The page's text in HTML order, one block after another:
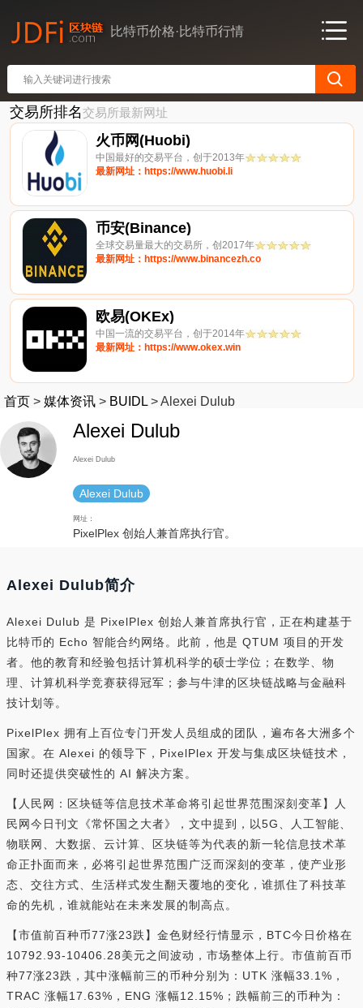
比特币价格·比特币行情
交易所排名交易所最新网址
火币网(Huobi)
中国最好的交易平台，创于2013年
最新网址：https://www.huobi.li
币安(Binance)
全球交易量最大的交易所，创2017年
最新网址：https://www.binancezh.co
欧易(OKEx)
中国一流的交易平台，创于2014年
最新网址：https://www.okex.win
首页 > 媒体资讯 > BUIDL >Alexei Dulub
Alexei Dulub
Alexei Dulub
Alexei Dulub
网址：
PixelPlex 创始人兼首席执行官。
Alexei Dulub简介
Alexei Dulub 是 PixelPlex 创始人兼首席执行官，正在构建基于
比特币的 Echo 智能合约网络。此前，他是 QTUM 项目的开发
者。他的教育和经验包括计算机科学的硕士学位；在数学、物
理、计算机科学竞赛获得冠军；参与牛津的区块链战略与金融科
技计划等。
PixelPlex 拥有上百位专门开发人员组成的团队，遍布各大洲多个
国家。在 Alexei 的领导下，PixelPlex 开发与集成区块链技术，
同时还提供突破性的 AI 解决方案。
【人民网：区块链等信息技术革命将引起世界范围深刻变革】人
民网今日刊文《常怀国之大者》，文中提到，以5G、人工智能、
物联网、大数据、云计算、区块链等为代表的新一轮信息技术革
命正扑面而来，必将引起世界范围广泛而深刻的变革，使产业形
态、交往方式、生活样式发生翻天覆地的变化，谁抓住了科技革
命的先机，谁就能站在未来发展的制高点。
【市值前百种币77涨23跌】金色财经行情显示，BTC今日价格在
10792.93-10406.28美元之间波动，市场整体上行。市值前百币
种77涨23跌，其中涨幅前三的币种分别为：UTK 涨幅33.1%，
TRAC 涨幅17.63%，ENG 涨幅12.15%；跌幅前三的币种为：